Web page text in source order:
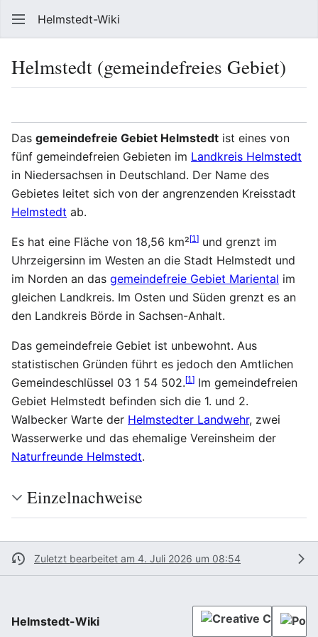
Helmstedt-Wiki
Helmstedt (gemeindefreies Gebiet)
Das gemeindefreie Gebiet Helmstedt ist eines von
fünf gemeindefreien Gebieten im Landkreis Helmstedt
in Niedersachsen in Deutschland. Der Name des
Gebietes leitet sich von der angrenzenden Kreisstadt
Helmstedt ab.
Es hat eine Fläche von 18,56 km²[1 ] und grenzt im
Uhrzeigersinn im Westen an die Stadt Helmstedt und
im Norden an das gemeindefreie Gebiet Mariental im
gleichen Landkreis. Im Osten und Süden grenzt es an
den Landkreis Börde in Sachsen-Anhalt.
Das gemeindefreie Gebiet ist unbewohnt. Aus
statistischen Gründen führt es jedoch den Amtlichen
Gemeindeschlüssel 03 1 54 502.[1 ] Im gemeindefreien
Gebiet Helmstedt befinden sich die 1. und 2.
Walbecker Warte der Helmstedter Landwehr, zwei
Wasserwerke und das ehemalige Vereinsheim der
Naturfreunde Helmstedt.
Einzelnachweise
Zuletzt bearbeitet am 4. Juli 2026 um 08:54
Helmstedt-Wiki